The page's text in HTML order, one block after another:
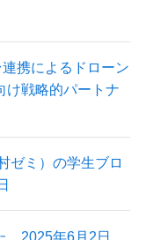
ビス
携によるドローン
け戦略的パートナ
ゼミ）の学生ブロ
。2025年6月2日